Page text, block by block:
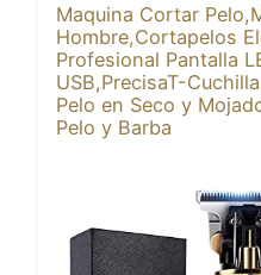
Maquina Cortar
Hombre,Cortapelos
Profesional Pantalla
USB,PrecisaT-
Pelo en Seco y
Pelo y Barba